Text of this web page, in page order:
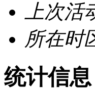
上次活
所在时
统计信息